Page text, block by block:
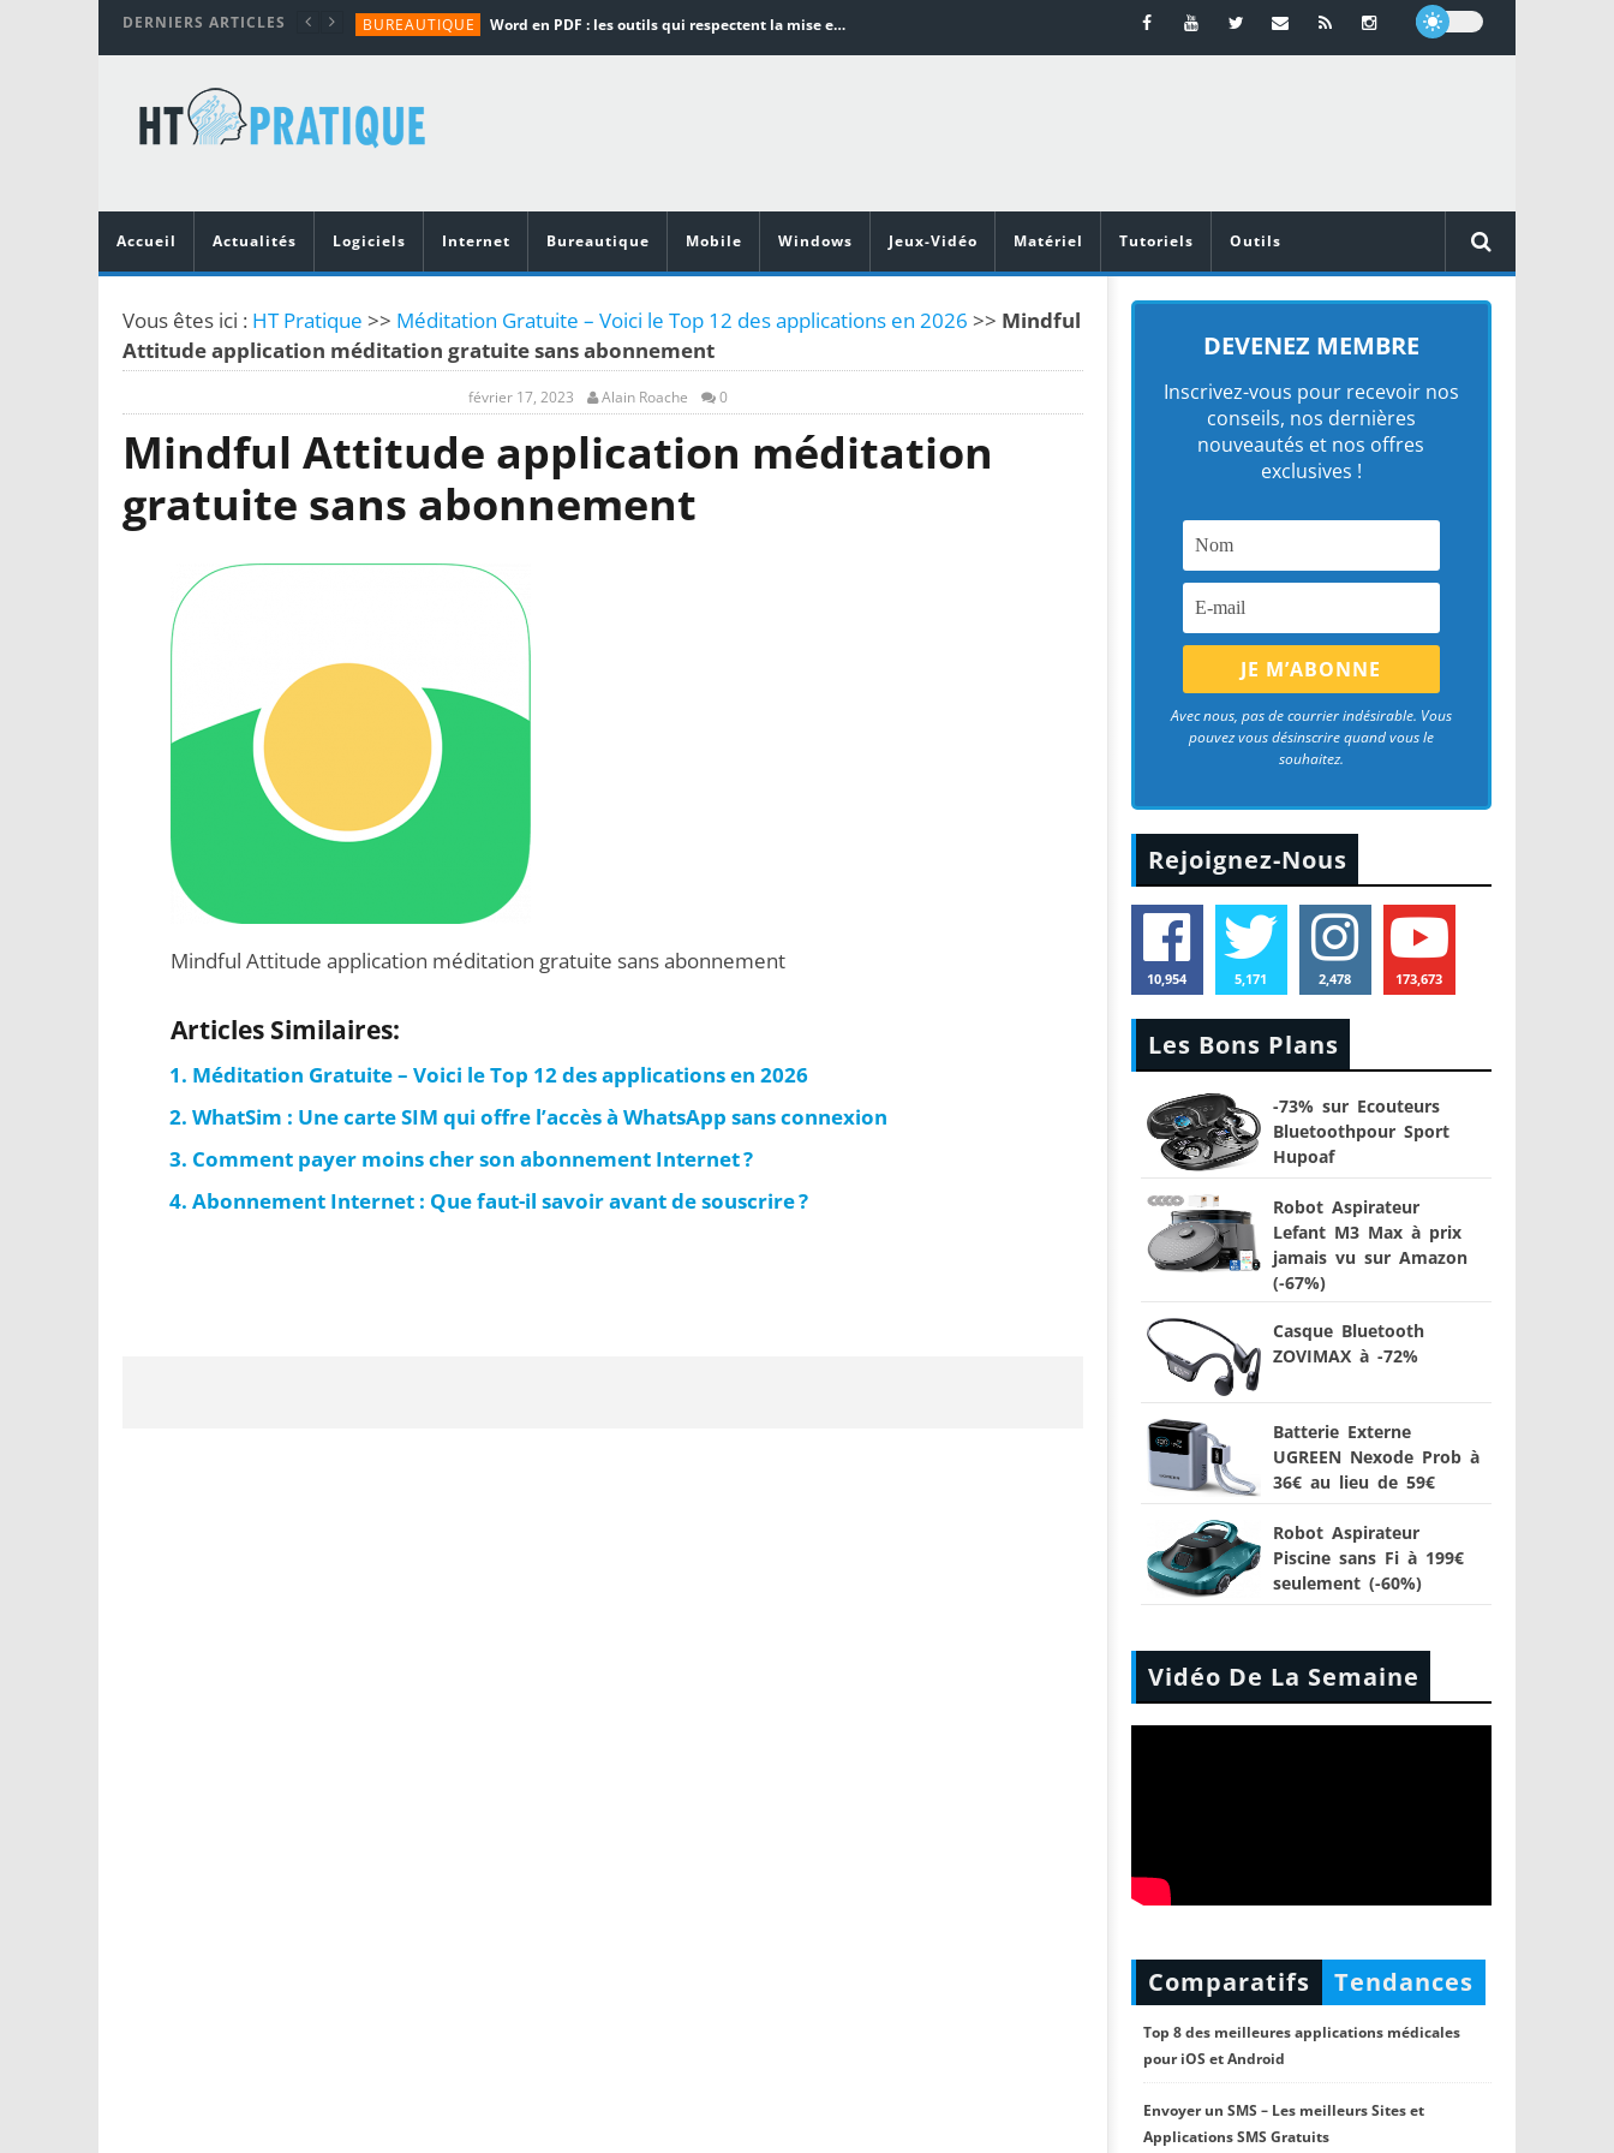
DERNIERS ARTICLES BUREAUTIQUE Word en PDF : les outils qui respectent la mise en page
TUTORIALS
MATÉRIEL
Vidéoprojecteurs Asus : Top 6 des meilleurs modèles de la marque
Accueil
Actualités Logiciels Internet Bureautique Mobile Windows Jeux-Vidéo Matériel Tutoriels Outils
Vous êtes ici : HT Pratique >> Méditation Gratuite – Voici le Top 12 des applications en 2026 >> Mindful
Attitude application méditation gratuite sans abonnement
février 17, 2023 Alain Roache 0
Mindful Attitude application méditation
gratuite sans abonnement
Mindful Attitude application méditation gratuite sans abonnement
Articles Similaires:
Méditation Gratuite – Voici le Top 12 des applications en 2026
WhatSim : Une carte SIM qui offre l’accès à WhatsApp sans connexion
Comment payer moins cher son abonnement Internet ?
Abonnement Internet : Que faut-il savoir avant de souscrire ?
DEVENEZ MEMBRE
Inscrivez-vous pour recevoir nos
conseils, nos dernières
nouveautés et nos offres
exclusives !
Avec nous, pas de courrier indésirable. Vous
pouvez vous désinscrire quand vous le
souhaitez.
Rejoignez-Nous
10,954 5,171 2,478 173,673
Les Bons Plans
-73% sur Ecouteurs
Bluetoothpour Sport
Hupoaf
Robot Aspirateur
Lefant M3 Max à prix
jamais vu sur Amazon
(-67%)
Casque Bluetooth
ZOVIMAX à -72%
Batterie Externe
UGREEN Nexode Prob à
36€ au lieu de 59€
Robot Aspirateur
Piscine sans Fi à 199€
seulement (-60%)
Vidéo De La Semaine
Comparatifs Tendances
Top 8 des meilleures applications médicales
pour iOS et Android
Envoyer un SMS – Les meilleurs Sites et
Applications SMS Gratuits